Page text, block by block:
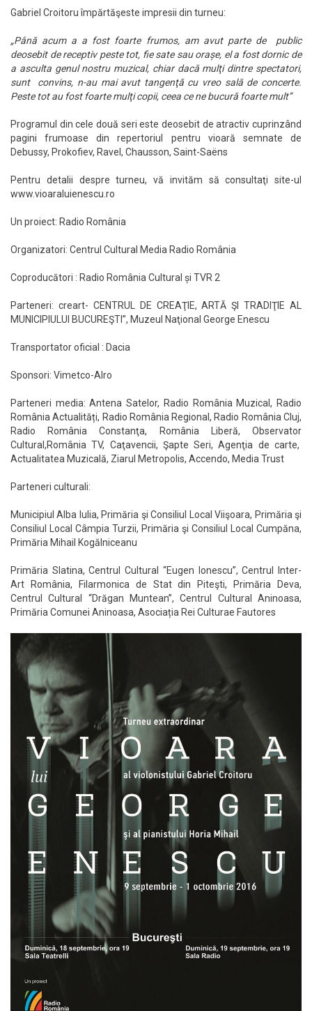
Gabriel Croitoru împărtăşeste impresii din turneu:
„Până acum a a fost foarte frumos, am avut parte de public
deosebit de receptiv peste tot, fie sate sau orașe, el a fost dornic de
a asculta genul nostru muzical, chiar dacă mulţi dintre spectatori,
sunt convins, n-au mai avut tangenţă cu vreo sală de concerte.
Peste tot au fost foarte mulţi copii, ceea ce ne bucură foarte mult’’
Programul din cele două seri este deosebit de atractiv cuprinzând
pagini frumoase din repertoriul pentru vioară semnate de
Debussy, Prokofiev, Ravel, Chausson, Saint-Saëns
Pentru detalii despre turneu, vă invităm să consultaţi site-ul
www.vioaraluienescu.ro
Un proiect: Radio România
Organizatori: Centrul Cultural Media Radio România
Coproducători : Radio România Cultural și TVR 2
Parteneri: creart- CENTRUL DE CREAŢIE, ARTĂ ŞI TRADIŢIE AL
MUNICIPIULUI BUCUREŞTI”, Muzeul Naţional George Enescu
Transportator oficial : Dacia
Sponsori: Vimetco-Alro
Parteneri media: Antena Satelor, Radio România Muzical, Radio
România Actualități, Radio România Regional, Radio România Cluj,
Radio România Constanţa, România Liberă, Observator
Cultural,România TV, Caţavencii, Şapte Seri, Agenţia de carte,
Actualitatea Muzicală, Ziarul Metropolis, Accendo, Media Trust
Parteneri culturali:
Municipiul Alba Iulia, Primăria şi Consiliul Local Viişoara, Primăria şi
Consiliul Local Câmpia Turzii, Primăria şi Consiliul Local Cumpăna,
Primăria Mihail Kogălniceanu
Primăria Slatina, Centrul Cultural “Eugen Ionescu”, Centrul Inter-
Art România, Filarmonica de Stat din Piteşti, Primăria Deva,
Centrul Cultural “Drăgan Muntean”, Centrul Cultural Aninoasa,
Primăria Comunei Aninoasa, Asociația Rei Culturae Fautores